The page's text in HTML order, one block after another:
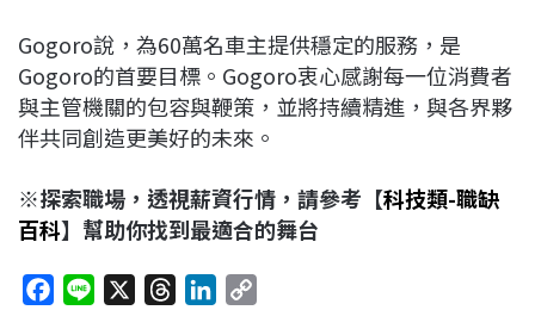
Gogoro說，為60萬名車主提供穩定的服務，是
Gogoro的首要目標。Gogoro衷心感謝每一位消費者
與主管機關的包容與鞭策，並將持續精進，與各界夥
伴共同創造更美好的未來。
※探索職場，透視薪資行情，請參考【科技類-職缺
百科】幫助你找到最適合的舞台